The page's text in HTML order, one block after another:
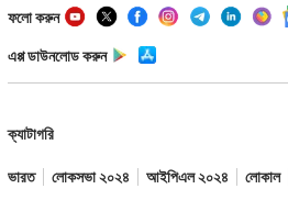
ফলো করুন
এপ্প ডাউনলোড করুন
ক্যাটাগরি
ভারত লোকসভা ২০২৪ আইপিএল ২০২৪ লোকাল